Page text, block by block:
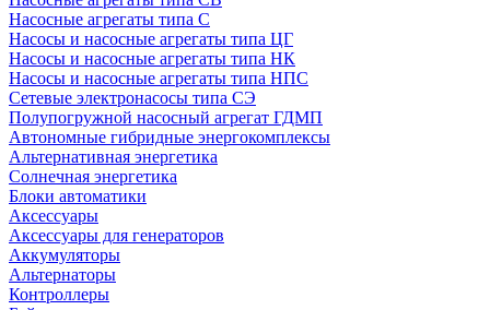
Насосные агрегаты типа С
Насосы и насосные агрегаты типа ЦГ
Насосы и насосные агрегаты типа НК
Насосы и насосные агрегаты типа НПС
Сетевые электронасосы типа СЭ
Полупогружной насосный агрегат ГДМП
Автономные гибридные энергокомплексы
Альтернативная энергетика
Солнечная энергетика
Блоки автоматики
Аксессуары
Аксессуары для генераторов
Аккумуляторы
Альтернаторы
Контроллеры